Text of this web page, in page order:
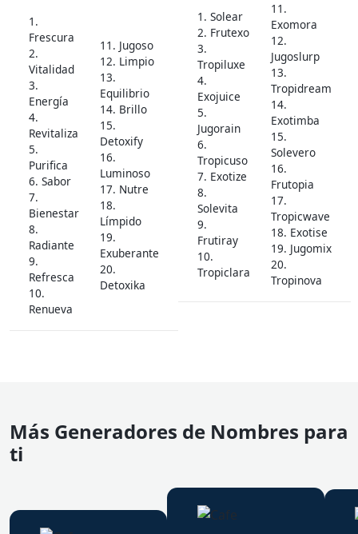
1.
Frescura
2.
Vitalidad
3.
Energía
4.
Revitaliza
5.
Purifica
6. Sabor
7.
Bienestar
8.
Radiante
9.
Refresca
10.
Renueva
11. Jugoso
12. Limpio
13.
Equilibrio
14. Brillo
15.
Detoxify
16.
Luminoso
17. Nutre
18.
Límpido
19.
Exuberante
20.
Detoxika
1. Solear
2. Frutexo
3.
Tropiluxe
4.
Exojuice
5.
Jugorain
6.
Tropicuso
7. Exotize
8.
Solevita
9.
Frutiray
10.
Tropiclara
11.
Exomora
12.
Jugoslurp
13.
Tropidream
14.
Exotimba
15.
Solevero
16.
Frutopia
17.
Tropicwave
18. Exotise
19. Jugomix
20.
Tropinova
Más Generadores de Nombres para
ti